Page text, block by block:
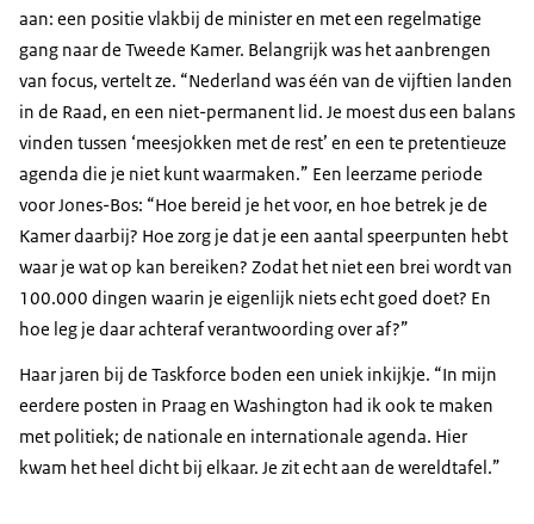
aan: een positie vlakbij de minister en met een regelmatige
gang naar de Tweede Kamer. Belangrijk was het aanbrengen
van focus, vertelt ze. “Nederland was één van de vijftien landen
in de Raad, en een niet-permanent lid. Je moest dus een balans
vinden tussen ‘meesjokken met de rest’ en een te pretentieuze
agenda die je niet kunt waarmaken.” Een leerzame periode
voor Jones-Bos: “Hoe bereid je het voor, en hoe betrek je de
Kamer daarbij? Hoe zorg je dat je een aantal speerpunten hebt
waar je wat op kan bereiken? Zodat het niet een brei wordt van
100.000 dingen waarin je eigenlijk niets echt goed doet? En
hoe leg je daar achteraf verantwoording over af?”
Haar jaren bij de Taskforce boden een uniek inkijkje. “In mijn
eerdere posten in Praag en Washington had ik ook te maken
met politiek; de nationale en internationale agenda. Hier
kwam het heel dicht bij elkaar. Je zit echt aan de wereldtafel.”